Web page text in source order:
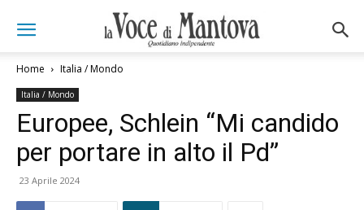
Home Italia / Mondo
Italia / Mondo
Europee, Schlein “Mi candido
per portare in alto il Pd”
23 Aprile 2024